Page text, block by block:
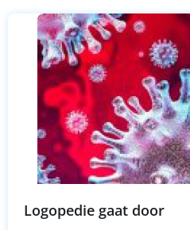
Logopedie gaat door